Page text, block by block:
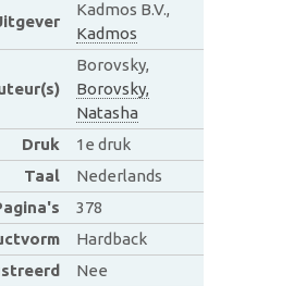
Kadmos B.V.,
Kadmos
Borovsky,
Borovsky,
Natasha
Druk
1e druk
Taal
Nederlands
378
Hardback
Nee